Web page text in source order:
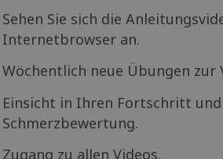
Sehen Sie sich die
Internetbrowser an.
Wöchentlich neue Übungen
Einsicht in Ihren Fortschritt
Schmerzbewertung.
Zugang zu allen Videos.